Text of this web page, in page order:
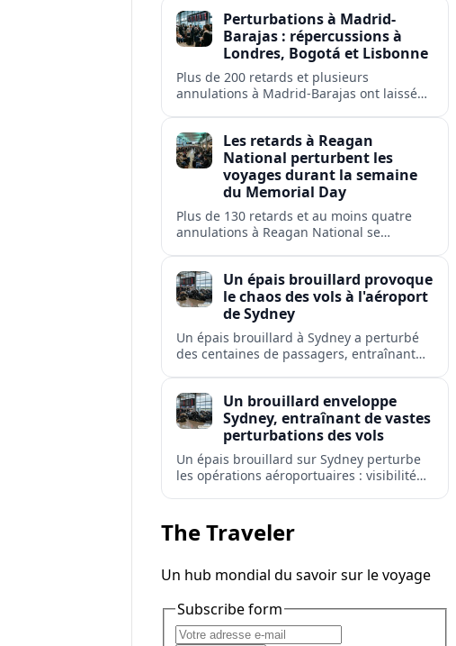
Perturbations à Madrid-
Barajas : répercussions à
Londres, Bogotá et Lisbonne
Plus de 200 retards et plusieurs
annulations à Madrid-Barajas ont laissé
Avianca et Air Europa.
Les retards à Reagan
National perturbent les
voyages durant la semaine
du Memorial Day
Plus de 130 retards et au moins quatre
annulations à Reagan National se
Un épais brouillard provoque
le chaos des vols à l'aéroport
de Sydney
Un épais brouillard à Sydney a perturbé
des centaines de passagers, entraînant
Un brouillard enveloppe
Sydney, entraînant de vastes
perturbations des vols
Un épais brouillard sur Sydney perturbe
les opérations aéroportuaires : visibilité
réseaux de vols domestiques et
internationaux.
The Traveler
Un hub mondial du savoir sur le voyage
Subscribe form